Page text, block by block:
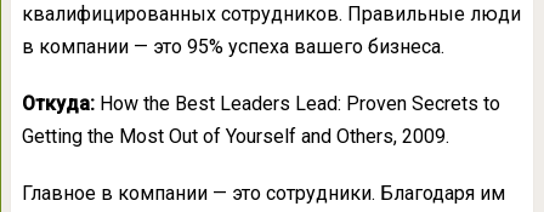
квалифицированных сотрудников. Правильные люди
в компании — это 95% успеха вашего бизнеса.
Откуда:How the Best Leaders Lead: Proven Secrets to
Getting the Most Out of Yourself and Others, 2009.
Главное в компании — это сотрудники. Благодаря им